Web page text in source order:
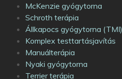
McKenzie gyógytorna
Schroth terápia
Állkapocs gyógytorna (TMI)
Komplex testtartásjavítás
Manuálterápia
Nyaki gyógytorna
Terrier terápia